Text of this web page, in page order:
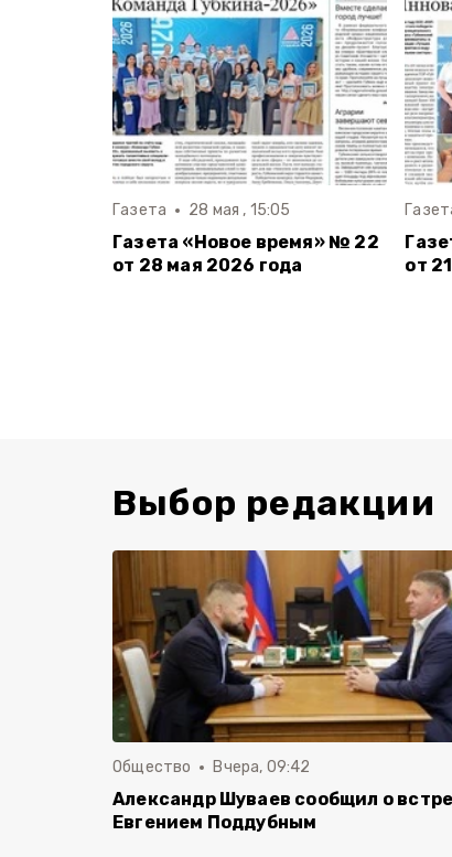
Газета 28 мая , 15:05
Газета «Новое время» № 22
от 28 мая 2026 года
от
Выбор редакции
Общество Вчера, 09:42
Александр Шуваев сообщил о
Евгением Поддубным